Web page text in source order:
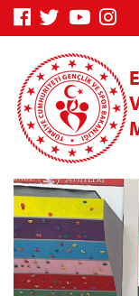
Genç Bilgi
Sistemi